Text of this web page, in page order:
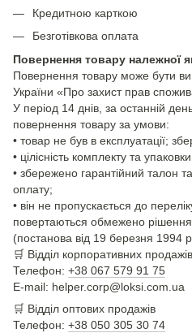
Кредитною карткою
Безготівкова оплата
Повернення товару належної
Повернення товару може бути
України «Про захист прав
У період 14 днів, за останній
повернення товару за умови:
• товар не був в експлуатації;
• цілісність комплекту та
• збережено гарантійний талон
оплату;
• він не пропускається до
повертаються обмежено
(постанова від 19 березня 1994
🛒 Відділ корпоративних продажів
Телефон: +38 067 579 91 75
E-mail: helper.corp@loksi.com.ua
🛒 Відділ оптових продажів
Телефон: +38 050 305 30 74